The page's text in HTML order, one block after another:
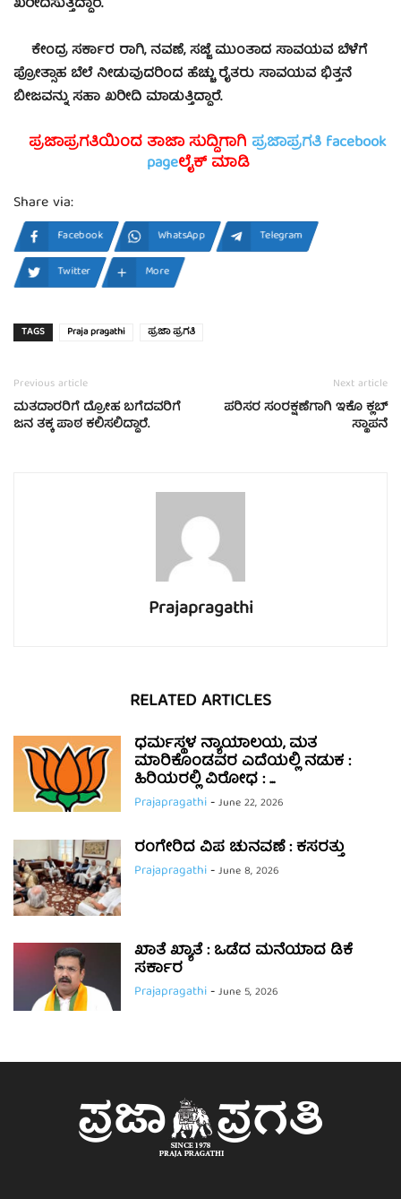
ಖರೀದಿಸುತ್ತಿದ್ದಾರೆ.
ಕೇಂದ್ರ ಸರ್ಕಾರ ರಾಗಿ, ನವಣೆ, ಸಜ್ಜೆ ಮುಂತಾದ ಸಾವಯವ ಬೆಳೆಗೆ
ಪ್ರೋತ್ಸಾಹ ಬೆಲೆ ನೀಡುವುದರಿಂದ ಹೆಚ್ಚು ರೈತರು ಸಾವಯವ ಭಿತ್ತನೆ
ಬೀಜವನ್ನು ಸಹಾ ಖರೀದಿ ಮಾಡುತ್ತಿದ್ದಾರೆ.
ಪ್ರಜಾಪ್ರಗತಿಯಿಂದ ತಾಜಾ ಸುದ್ದಿಗಾಗಿ ಪ್ರಜಾಪ್ರಗತಿ facebook
pageಲೈಕ್ ಮಾಡಿ
Share via:
Facebook WhatsApp
Telegram
Twitter
More
TAGS Praja pragathi ಪ್ರಜಾ ಪ್ರಗತಿ
Previous article
ಮತದಾರರಿಗೆ ದ್ರೋಹ ಬಗೆದವರಿಗೆ
ಜನ ತಕ್ಕ ಪಾಠ ಕಲಿಸಲಿದ್ದಾರೆ.
Next article
ಪರಿಸರ ಸಂರಕ್ಷಣೆಗಾಗಿ ಇಕೊ ಕ್ಲಬ್
ಸ್ಥಾಪನೆ
Prajapragathi
RELATED ARTICLES
ಧರ್ಮಸ್ಥಳ ನ್ಯಾಯಾಲಯ, ಮತ
ಮಾರಿಕೊಂಡವರ ಎದೆಯಲ್ಲಿ ನಡುಕ :
ಹಿರಿಯರಲ್ಲಿ ವಿರೋಧ : ...
Prajapragathi-June 22, 2026
ರಂಗೇರಿದ ವಿಪ ಚುನವಣೆ : ಕಸರತ್ತು
Prajapragathi-June 8, 2026
ಖಾತೆ ಖ್ಯಾತೆ : ಒಡೆದ ಮನೆಯಾದ ಡಿಕೆ
ಸರ್ಕಾರ
Prajapragathi-June 5, 2026